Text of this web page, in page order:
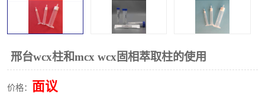
邢台wcx柱和mcx wcx固相萃取柱的使用
价格： 面议